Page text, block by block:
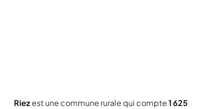
Riezest une commune rurale qui compte1 625